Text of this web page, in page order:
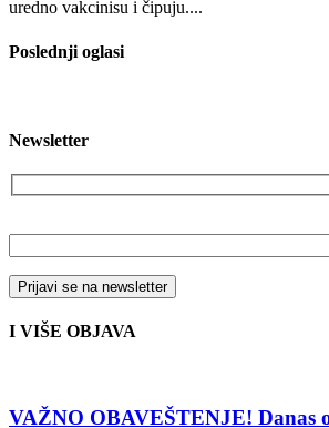
uredno vakcinisu i čipuju....
Poslednji oglasi
Newsletter
I VIŠE OBJAVA
VAŽNO OBAVEŠTENJE! Danas